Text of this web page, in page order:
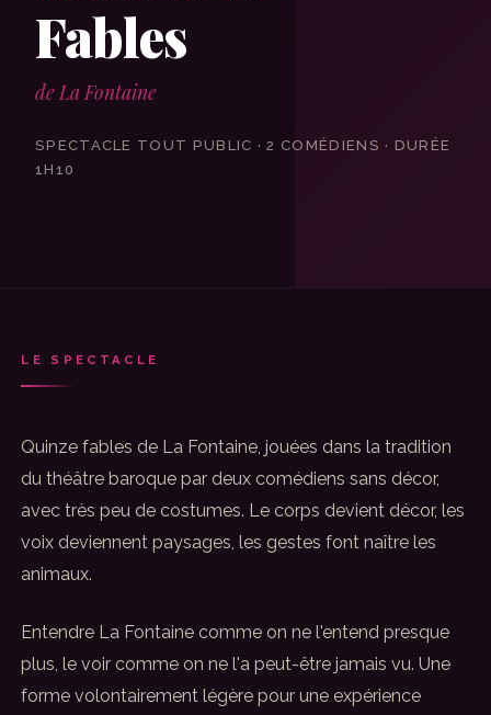
Fables
de La Fontaine
SPECTACLE TOUT PUBLIC · 2 COMÉDIENS · DURÉE
1H10
LE SPECTACLE
Quinze fables de La Fontaine, jouées dans la tradition
du théâtre baroque par deux comédiens sans décor,
avec très peu de costumes. Le corps devient décor, les
voix deviennent paysages, les gestes font naître les
animaux.
Entendre La Fontaine comme on ne l'entend presque
plus, le voir comme on ne l'a peut-être jamais vu. Une
forme volontairement légère pour une expérience